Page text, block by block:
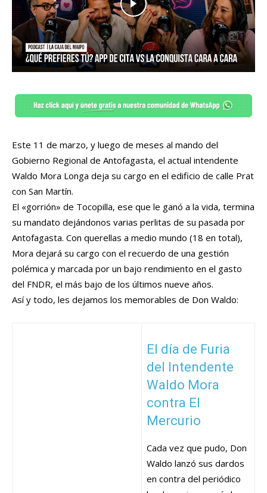
Este 11 de marzo, y luego de meses al mando del
Gobierno Regional de Antofagasta, el actual intendente
Waldo Mora Longa deja su cargo en el edificio de calle Prat
con San Martín.
El «gorrión» de Tocopilla, ese que le ganó a la vida, termina
su mandato dejándonos varias perlitas de su pasada por
Antofagasta. Con querellas a medio mundo (18 en total),
Mora dejará su cargo con el recuerdo de una gestión
polémica y marcada por un bajo rendimiento en el gasto
del FNDR, el más bajo de los últimos nueve años.
Así y todo, les dejamos los memorables de Don Waldo:
El día de Furia
del Intendente
Waldo Mora
contra El
Mercurio
Cada vez que pudo, Don
Waldo lanzó sus dardos
en contra del periódico